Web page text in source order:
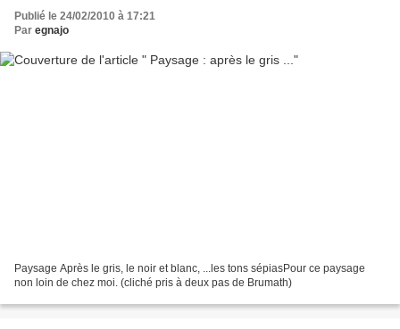
Publié le 24/02/2010 à 17:21
Par egnajo
Paysage Après le gris, le noir et blanc, ...les tons sépiasPour ce paysage
non loin de chez moi. (cliché pris à deux pas de Brumath)